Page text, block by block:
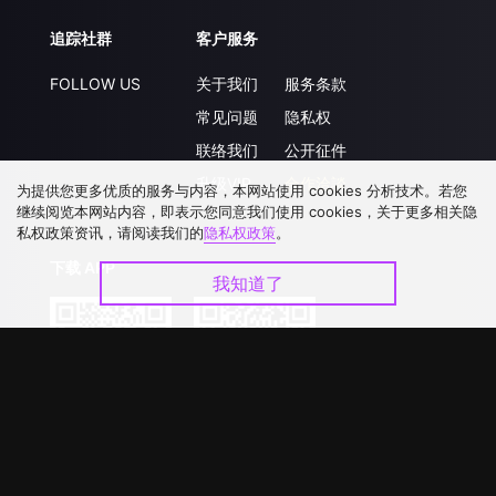
追踪社群
FOLLOW US
客户服务
关于我们
常见问题
联络我们
升级VIP
服务条款
隐私权
公开征件
合作洽談
下载 APP
为提供您更多优质的服务与内容，本网站使用 cookies 分析技术。若您
继续阅览本网站内容，即表示您同意我们使用 cookies，关于更多相关隐
私权政策资讯，请阅读我们的隐私权政策。
我知道了